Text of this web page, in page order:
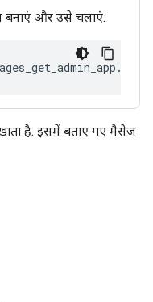
बनाएं और उसे चलाएं:
है. इसमें बताए गए मैसेज